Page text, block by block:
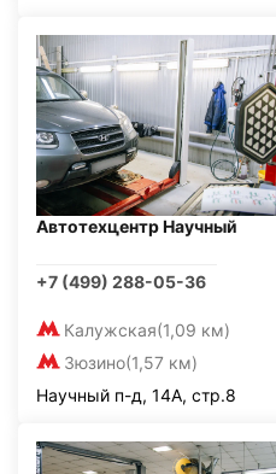
Автотехцентр Научный
+7 (499) 288-05-36
Калужская(1,09 км)
Зюзино(1,57 км)
Научный п-д, 14А, стр.8